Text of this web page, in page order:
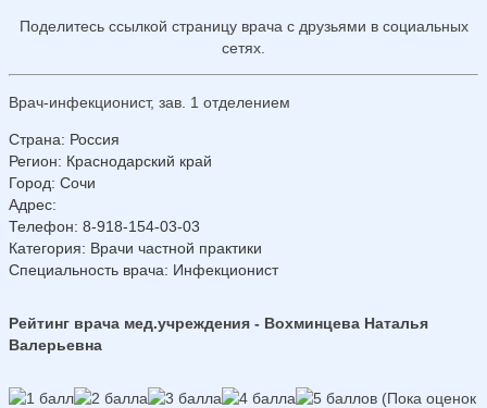
Поделитесь ссылкой страницу врача с друзьями в социальных
сетях.
Врач-инфекционист, зав. 1 отделением
Страна: Россия
Регион: Краснодарский край
Город: Сочи
Адрес:
Телефон: 8-918-154-03-03
Категория: Врачи частной практики
Специальность врача: Инфекционист
Рейтинг врача мед.учреждения - Вохминцева Наталья
Валерьевна
(Пока оценок